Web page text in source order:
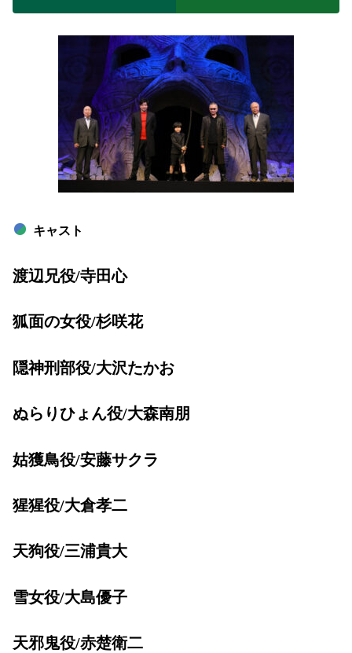
キャスト
渡辺兄役/寺田心
狐面の女役/杉咲花
隠神刑部役/大沢たかお
ぬらりひょん役/大森南朋
姑獲鳥役/安藤サクラ
猩猩役/大倉孝二
天狗役/三浦貴大
雪女役/大島優子
天邪鬼役/赤楚衛二